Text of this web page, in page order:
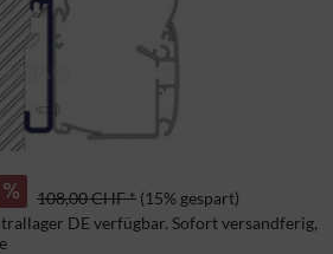
108,00 CHF * (15% gespart)
DE verfügbar. Sofort versandferig,